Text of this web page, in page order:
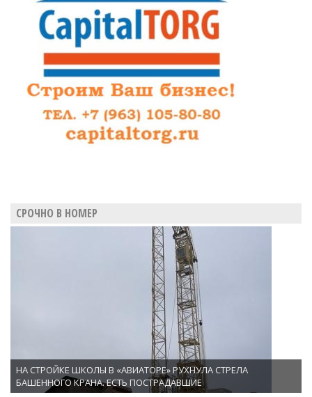
СРОЧНО В НОМЕР
НА СТРОЙКЕ ШКОЛЫ В «АВИАТОРЕ» РУХНУЛА СТРЕЛА
БАШЕННОГО КРАНА. ЕСТЬ ПОСТРАДАВШИЕ